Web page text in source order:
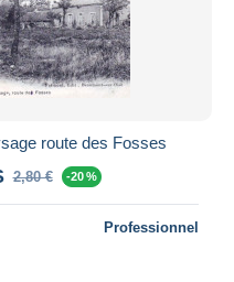
route des Fosses
2,80 € -20 %
Professionnel